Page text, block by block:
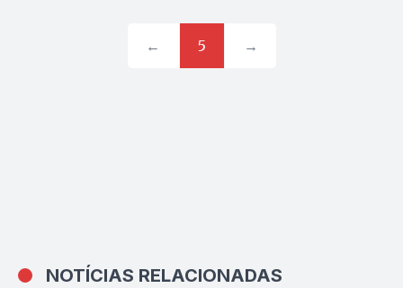
← 5 →
NOTÍCIAS RELACIONADAS